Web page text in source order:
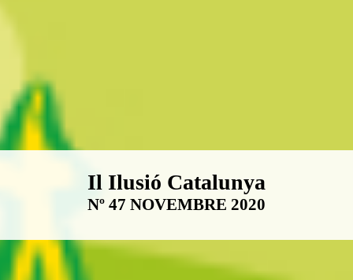
Boletín Il·lusió Catalunya
Il Ilusió Catalunya
Nº 47 NOVEMBRE 2020